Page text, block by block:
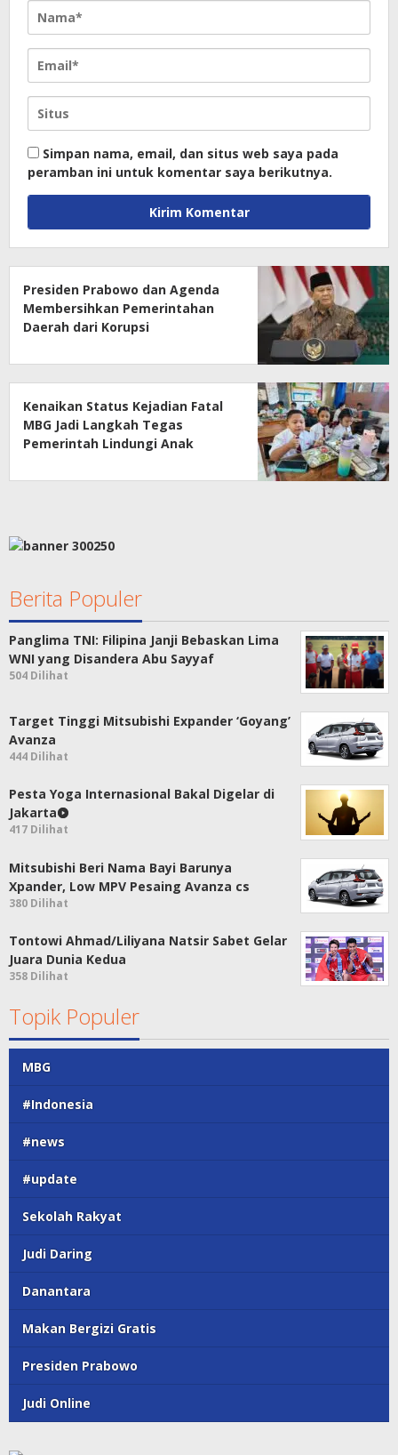
Simpan nama, email, dan situs web saya pada
peramban ini untuk komentar saya berikutnya.
Presiden Prabowo dan Agenda
Membersihkan Pemerintahan
Daerah dari Korupsi
Kenaikan Status Kejadian Fatal
MBG Jadi Langkah Tegas
Pemerintah Lindungi Anak
Berita Populer
Panglima TNI: Filipina Janji Bebaskan Lima
WNI yang Disandera Abu Sayyaf
504 Dilihat
Target Tinggi Mitsubishi Expander ‘Goyang’
Avanza
444 Dilihat
Pesta Yoga Internasional Bakal Digelar di
Jakarta
417 Dilihat
Mitsubishi Beri Nama Bayi Barunya
Xpander, Low MPV Pesaing Avanza cs
380 Dilihat
Tontowi Ahmad/Liliyana Natsir Sabet Gelar
Juara Dunia Kedua
358 Dilihat
Topik Populer
MBG
#Indonesia
#news
#update
Sekolah Rakyat
Judi Daring
Danantara
Makan Bergizi Gratis
Presiden Prabowo
Judi Online